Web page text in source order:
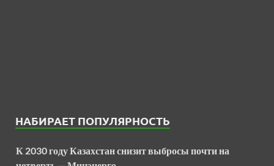
НАБИРАЕТ ПОПУЛЯРНОСТЬ
К 2030 году Казахстан снизит выбросы почти на